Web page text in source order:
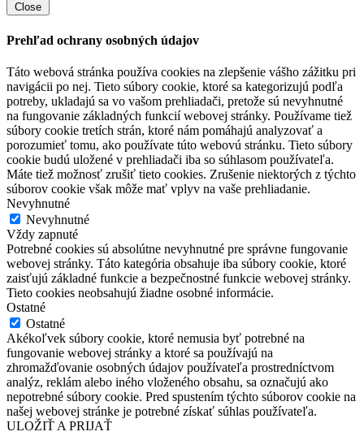
Close
Prehľad ochrany osobných údajov
Táto webová stránka používa cookies na zlepšenie vášho zážitku pri
navigácii po nej. Tieto súbory cookie, ktoré sa kategorizujú podľa
potreby, ukladajú sa vo vašom prehliadači, pretože sú nevyhnutné
na fungovanie základných funkcií webovej stránky. Používame tiež
súbory cookie tretích strán, ktoré nám pomáhajú analyzovať a
porozumieť tomu, ako používate túto webovú stránku. Tieto súbory
cookie budú uložené v prehliadači iba so súhlasom používateľa.
Máte tiež možnosť zrušiť tieto cookies. Zrušenie niektorých z týchto
súborov cookie však môže mať vplyv na vaše prehliadanie.
Nevyhnutné
Nevyhnutné
Vždy zapnuté
Potrebné cookies sú absolútne nevyhnutné pre správne fungovanie
webovej stránky. Táto kategória obsahuje iba súbory cookie, ktoré
zaisťujú základné funkcie a bezpečnostné funkcie webovej stránky.
Tieto cookies neobsahujú žiadne osobné informácie.
Ostatné
Ostatné
Akékoľvek súbory cookie, ktoré nemusia byť potrebné na
fungovanie webovej stránky a ktoré sa používajú na
zhromažďovanie osobných údajov používateľa prostredníctvom
analýz, reklám alebo iného vloženého obsahu, sa označujú ako
nepotrebné súbory cookie. Pred spustením týchto súborov cookie na
našej webovej stránke je potrebné získať súhlas používateľa.
ULOŽIŤ A PRIJAŤ